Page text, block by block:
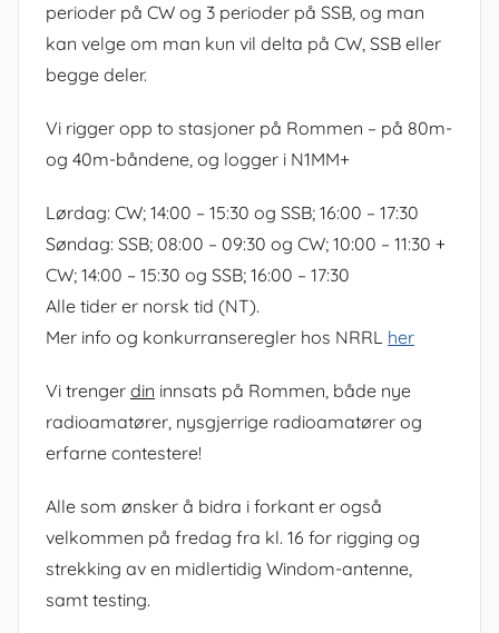
perioder på CW og 3 perioder på SSB, og man
kan velge om man kun vil delta på CW, SSB eller
begge deler.
Vi rigger opp to stasjoner på Rommen – på 80m-
og 40m-båndene, og logger i N1MM+
Lørdag: CW; 14:00 – 15:30 og SSB; 16:00 – 17:30
Søndag: SSB; 08:00 – 09:30 og CW; 10:00 – 11:30 +
CW; 14:00 – 15:30 og SSB; 16:00 – 17:30
Alle tider er norsk tid (NT).
Mer info og konkurranseregler hos NRRL her
Vi trenger din innsats på Rommen, både nye
radioamatører, nysgjerrige radioamatører og
erfarne contestere!
Alle som ønsker å bidra i forkant er også
velkommen på fredag fra kl. 16 for rigging og
strekking av en midlertidig Windom-antenne,
samt testing.